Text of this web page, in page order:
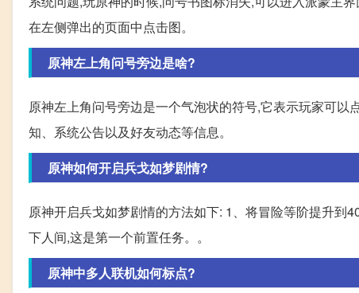
在左侧弹出的页面中点击图。
原神左上角问号旁边是啥?
原神左上角问号旁边是一个气泡状的符号,它表示玩家可
知、系统公告以及好友动态等信息。
原神如何开启兵戈如梦剧情?
原神开启兵戈如梦剧情的方法如下: 1、将冒险等阶提升到
下人间,这是第一个前置任务。。
原神中多人联机如何标点?